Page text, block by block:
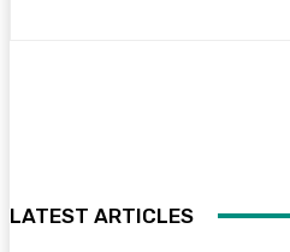
LATEST ARTICLES